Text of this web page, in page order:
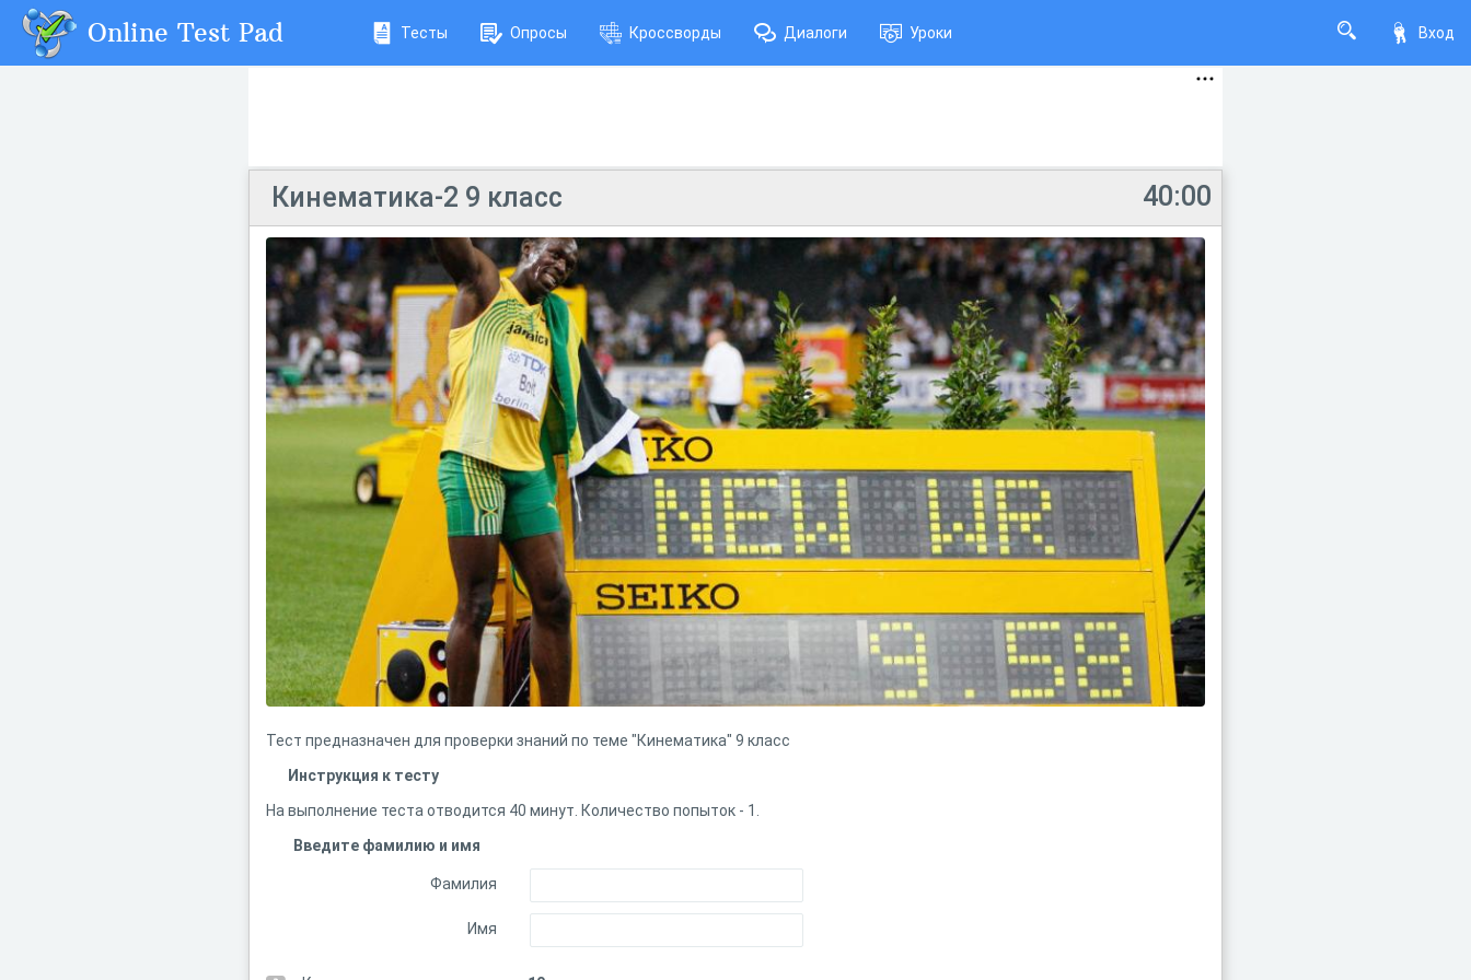
Вход
Online Test Pad Тесты Опросы Кроссворды Диалоги Уроки
40:00
Кинематика-2 9 класс
Тест предназначен для проверки знаний по теме "Кинематика" 9 класс
Инструкция к тесту
На выполнение теста отводится 40 минут. Количество попыток - 1.
Введите фамилию и имя
Фамилия
Имя